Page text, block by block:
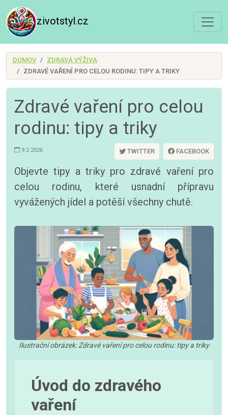
zivotstyl.cz
DOMOV
ZDRAVÁ VÝŽIVA
ZDRAVÉ VAŘENÍ PRO CELOU RODINU: TIPY A TRIKY
Zdravé vaření pro celou
rodinu: tipy a triky
9.2.2026 TWITTER FACEBOOK
Objevte tipy a triky pro zdravé vaření pro
celou rodinu, které usnadní přípravu
vyvážených jídel a potěší všechny chutě.
Ilustrační obrázek: Zdravé vaření pro celou rodinu: tipy a triky
Úvod do zdravého
vaření